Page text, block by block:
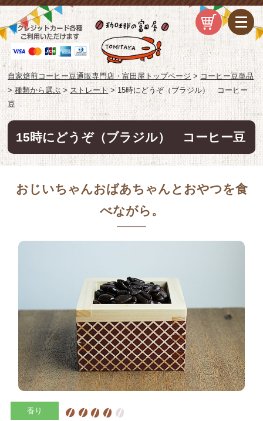
自家焙煎コーヒー豆通販専門店・富田屋トップページ>コーヒー豆単品
>種類から選ぶ > ストレート >15時にどうぞ（ブラジル） コーヒー
豆
15時にどうぞ（ブラジル） コーヒー豆
おじいちゃんおばあちゃんとおやつを食
べながら。
香り